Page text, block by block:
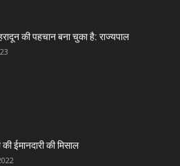
की पहचान बना चुका है: राज्यपाल
ईमानदारी की मिसाल